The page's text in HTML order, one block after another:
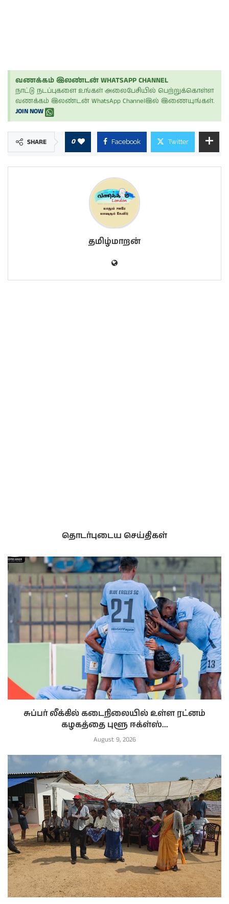
வணக்கம் இலண்டன் WHATSAPP CHANNEL
நாட்டு நடப்புகளை உங்கள் அலைபேசியில் பெற்றுக்கொள்ள
வணக்கம் இலண்டன் WhatsApp Channelஇல் இணையுங்கள்.
JOIN NOW
SHARE 0 Facebook Twitter
தமிழ்மாறன்
தொடர்புடைய செய்திகள்
சுப்பர் லீக்கில் கடைநிலையில் உள்ள ரட்னம்
கழகத்தை புளூ ஈக்ள்ஸ்...
August 9, 2026